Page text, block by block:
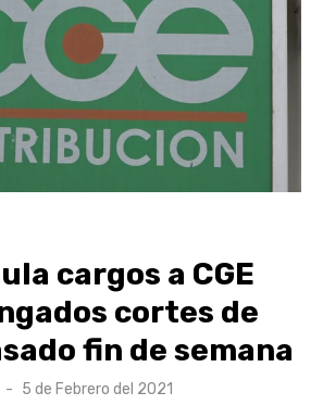
de Machalí suscriben convenio para
y Atención Primaria fortalecen
el acceso a la atención
como la ciudad con la
rápida del mundo
cargos a CGE
cortes de
fin de semana
Publicado
5 de Febrero del 2021